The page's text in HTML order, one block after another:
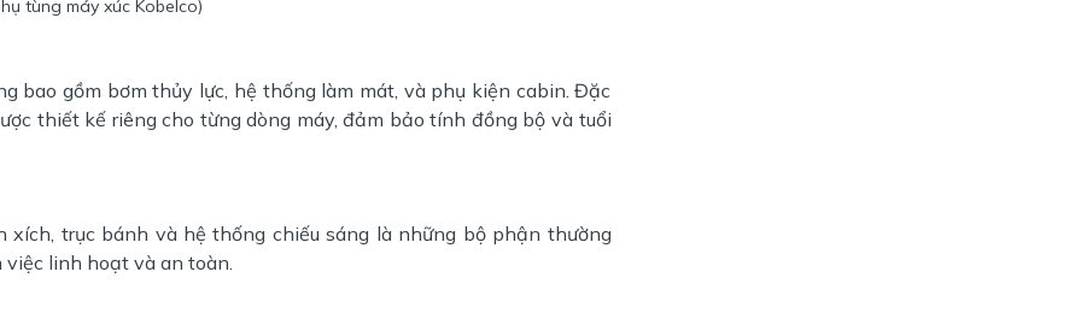
tùng máy xúc Kobelco)
bao gồm bơm thủy lực, hệ thống làm mát, và phụ kiện cabin. Đặc
thiết kế riêng cho từng dòng máy, đảm bảo tính đồng bộ và tuổi
xích, trục bánh và hệ thống chiếu sáng là những bộ phận thường
linh hoạt và an toàn.